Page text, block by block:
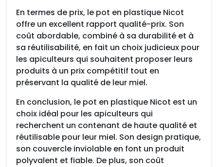
En termes de prix, le pot en plastique Nicot
offre un excellent rapport qualité-prix. Son
coût abordable, combiné à sa durabilité et à
sa réutilisabilité, en fait un choix judicieux pour
les apiculteurs qui souhaitent proposer leurs
produits à un prix compétitif tout en
préservant la qualité de leur miel.
En conclusion, le pot en plastique Nicot est un
choix idéal pour les apiculteurs qui
recherchent un contenant de haute qualité et
réutilisable pour leur miel. Son design pratique,
son couvercle inviolable en font un produit
polyvalent et fiable. De plus, son coût